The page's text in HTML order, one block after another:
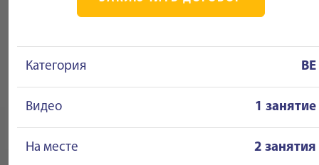
Категория BE
Видео 1 занятие
На месте 2 занятия